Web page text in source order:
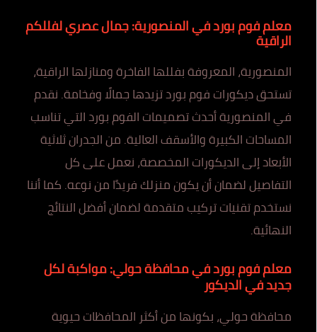
معلم فوم بورد في المنصورية: جمال عصري لفللكم
الراقية
المنصورية، المعروفة بفللها الفاخرة ومنازلها الراقية،
تستحق ديكورات فوم بورد تزيدها جمالًا وفخامة. نقدم
في المنصورية أحدث تصميمات الفوم بورد التي تناسب
المساحات الكبيرة والأسقف العالية. من الجدران ثلاثية
الأبعاد إلى الديكورات المخصصة، نعمل على كل
التفاصيل لضمان أن يكون منزلك فريدًا من نوعه. كما أننا
نستخدم تقنيات تركيب متقدمة لضمان أفضل النتائج
النهائية.
معلم فوم بورد في محافظة حولي: مواكبة لكل
جديد في الديكور
محافظة حولي، بكونها من أكثر المحافظات حيوية